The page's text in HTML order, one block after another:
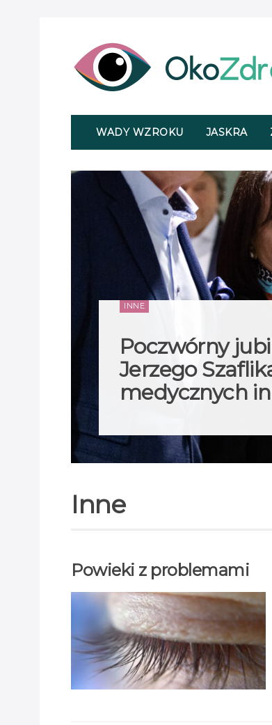
WADY WZROKU JASKRA
INNE
Poczwórny
Jerzego
medycznych
Inne
Powieki z problemami